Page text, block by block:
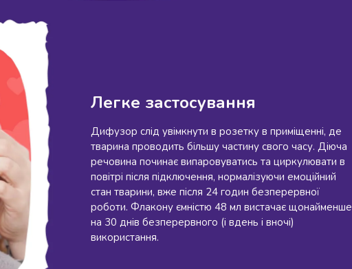
Легке застосування
Дифузор слід увімкнути в розетку в приміщенні, де
тварина проводить більшу частину свого часу. Діюча
речовина починає випаровуватись та циркулювати в
повітрі після підключення, нормалізуючи емоційний
стан тварини, вже після 24 годин безперервної
роботи. Флакону ємністю 48 мл вистачає щонайменше
на 30 днів безперервного (і вдень і вночі)
використання.